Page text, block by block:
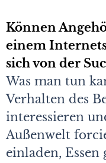
Können
einem
sich von der
Was man tun
Verhalten des
interessieren
Außenwelt
einladen, Essen